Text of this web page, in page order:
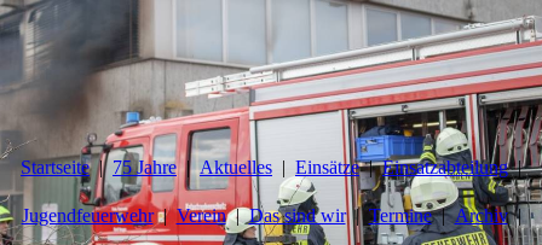
Startseite 75 Jahre Aktuelles Einsätze Einsatzabteilung
Jugendfeuerwehr Verein Das sind wir Termine Archiv